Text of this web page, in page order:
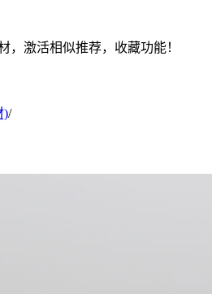
，激活相似推荐，收藏功能！
)/